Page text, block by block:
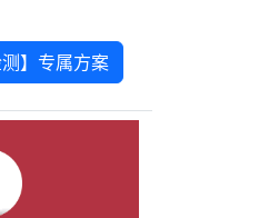
】专属方案